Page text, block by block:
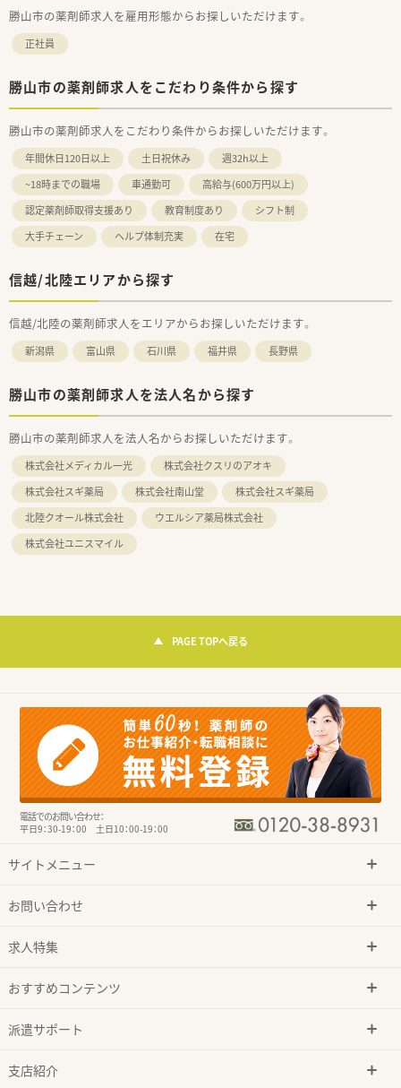
勝山市の薬剤師求人を雇用形態からお探しいただけます。
正社員
勝山市の薬剤師求人をこだわり条件から探す
勝山市の薬剤師求人をこだわり条件からお探しいただけます。
年間休日120日以上 土日祝休み
週32h以上
~18時までの職場
車通勤可
高給与(600万円以上)
認定薬剤師取得支援あり
教育制度あり
シフト制
大手チェーン
ヘルプ体制充実 在宅
信越/北陸エリアから探す
信越/北陸の薬剤師求人をエリアからお探しいただけます。
新潟県 富山県 石川県 福井県 長野県
勝山市の薬剤師求人を法人名から探す
勝山市の薬剤師求人を法人名からお探しいただけます。
株式会社メディカル一光
株式会社クスリのアオキ
株式会社スギ薬局
株式会社南山堂
株式会社スギ薬局
北陸クオール株式会社
ウエルシア薬局株式会社
株式会社ユニスマイル
PAGE TOPへ戻る
電話でのお問い合わせ：
平日9：30-19：00 土日10：00-19：00
サイトメニュー
お問い合わせ
求人特集
おすすめコンテンツ
派遣サポート
支店紹介